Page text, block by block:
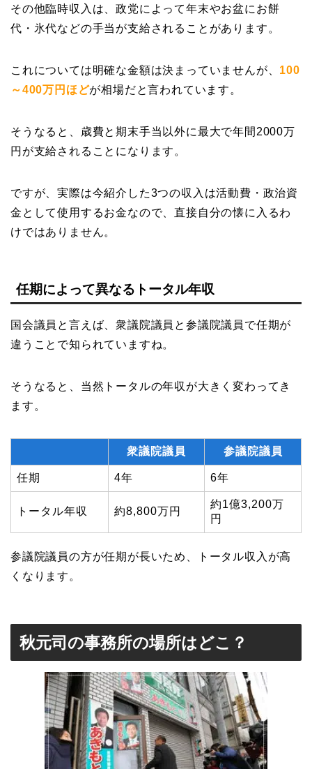
その他臨時収入は、政党によって年末やお盆にお餅
代・氷代などの手当が支給されることがあります。
これについては明確な金額は決まっていませんが、 100
～400万円ほどが相場だと言われています。
そうなると、歳費と期末手当以外に最大で年間2000万
円が支給されることになります。
ですが、実際は今紹介した3つの収入は活動費・政治資
金として使用するお金なので、直接自分の懐に入るわ
けではありません。
任期によって異なるトータル年収
国会議員と言えば、衆議院議員と参議院議員で任期が
違うことで知られていますね。
そうなると、当然トータルの年収が大きく変わってき
ます。
衆議院議員 参議院議員
任期 4年 6年
トータル年収 約8,800万円
約1億3,200万
円
参議院議員の方が任期が長いため、トータル収入が高
くなります。
秋元司の事務所の場所はどこ？